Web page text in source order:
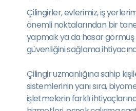
Çilingirler, evlerimiz, iş
önemli noktalarından bir
yapmak ya da hasar görmüş
güvenliğini sağlama
Çilingir uzmanlığına sahip
sistemlerinin yanı sıra,
işletmelerin farklı